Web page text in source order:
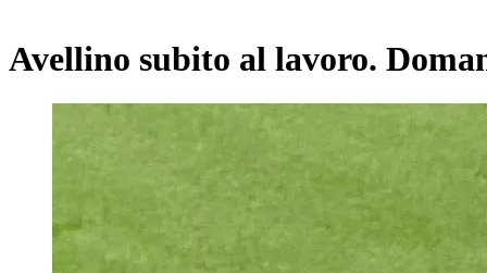
Avellino subito al lavoro.